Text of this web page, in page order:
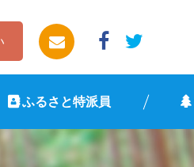
ふるさと特派員